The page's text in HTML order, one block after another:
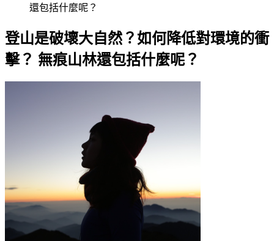
還包括什麼呢？
登山是破壞大自然？如何降低對環境的衝
擊？ 無痕山林還包括什麼呢？